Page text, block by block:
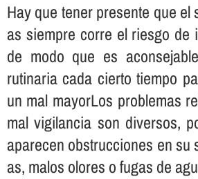
Hay que tener presente que
as siempre corre el riesgo de
de modo que es
rutinaria cada cierto tiempo
un mal mayorLos problemas
mal vigilancia son diversos,
aparecen obstrucciones en
as, malos olores o fugas de